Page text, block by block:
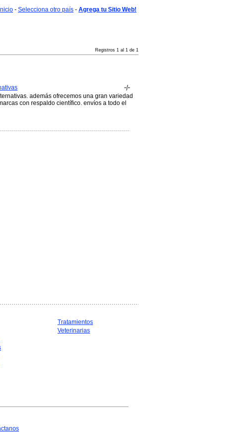
Inicio - Selecciona otro país - Agrega tu Sitio Web!
Registros 1 al 1 de 1
además ofrecemos una gran variedad
con respaldo científico. envíos a todo el
Tratamientos
Veterinarias